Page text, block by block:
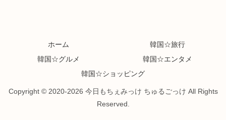
ホーム
韓国☆旅行
韓国☆グルメ
韓国☆エンタメ
韓国☆ショッピング
Copyright © 2020-2026 今日もちぇみっけ ちゅるごっけ All Rights
Reserved.